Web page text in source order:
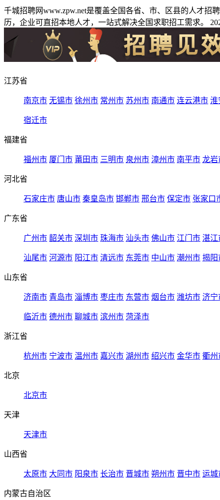
千城招聘网www.zpw.net是覆盖全国各省、市、区县的人才
历，企业可直招本地人才，一站式解决全国求职招工需求。
江苏省
南京市 无锡市 徐州市 常州市 苏州市 南通市 连云港市 淮
宿迁市
福建省
福州市 厦门市 莆田市 三明市 泉州市 漳州市 南平市 龙岩
河北省
石家庄市 唐山市 秦皇岛市 邯郸市 邢台市 保定市 张家口
广东省
广州市 韶关市 深圳市 珠海市 汕头市 佛山市 江门市 湛江
汕尾市 河源市 阳江市 清远市 东莞市 中山市 潮州市 揭阳
山东省
济南市 青岛市 淄博市 枣庄市 东营市 烟台市 潍坊市 济宁
临沂市 德州市 聊城市 滨州市 菏泽市
浙江省
杭州市 宁波市 温州市 嘉兴市 湖州市 绍兴市 金华市 衢州
北京
北京市
天津
天津市
山西省
太原市 大同市 阳泉市 长治市 晋城市 朔州市 晋中市 运城
内蒙古自治区